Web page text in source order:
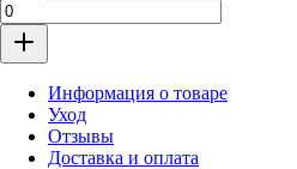
Информация о товаре
Уход
Отзывы
Доставка и оплата